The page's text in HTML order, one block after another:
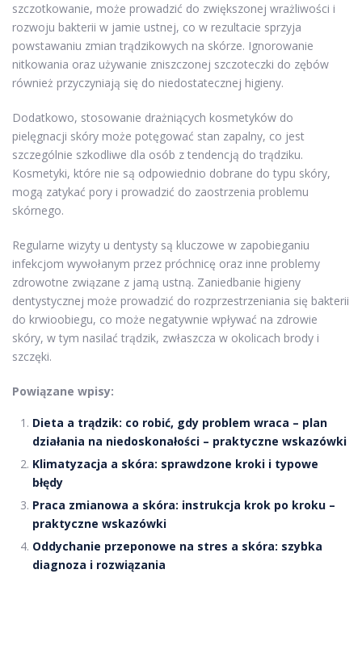
szczotkowanie, może prowadzić do zwiększonej wrażliwości i
rozwoju bakterii w jamie ustnej, co w rezultacie sprzyja
powstawaniu zmian trądzikowych na skórze. Ignorowanie
nitkowania oraz używanie zniszczonej szczoteczki do zębów
również przyczyniają się do niedostatecznej higieny.
Dodatkowo, stosowanie drażniących kosmetyków do
pielęgnacji skóry może potęgować stan zapalny, co jest
szczególnie szkodliwe dla osób z tendencją do trądziku.
Kosmetyki, które nie są odpowiednio dobrane do typu skóry,
mogą zatykać pory i prowadzić do zaostrzenia problemu
skórnego.
Regularne wizyty u dentysty są kluczowe w zapobieganiu
infekcjom wywołanym przez próchnicę oraz inne problemy
zdrowotne związane z jamą ustną. Zaniedbanie higieny
dentystycznej może prowadzić do rozprzestrzeniania się bakterii
do krwioobiegu, co może negatywnie wpływać na zdrowie
skóry, w tym nasilać trądzik, zwłaszcza w okolicach brody i
szczęki.
Powiązane wpisy:
Dieta a trądzik: co robić, gdy problem wraca – plan
działania na niedoskonałości – praktyczne wskazówki
Klimatyzacja a skóra: sprawdzone kroki i typowe
błędy
Praca zmianowa a skóra: instrukcja krok po kroku –
praktyczne wskazówki
Oddychanie przeponowe na stres a skóra: szybka
diagnoza i rozwiązania